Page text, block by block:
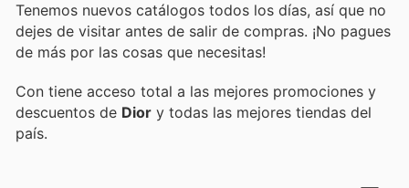
Tenemos nuevos catálogos todos los días, así que no
dejes de visitar antes de salir de compras. ¡No pagues
de más por las cosas que necesitas!
Con tiene acceso total a las mejores promociones y
descuentos de Dior y todas las mejores tiendas del
país.